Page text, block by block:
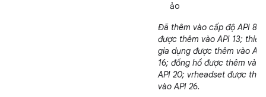
ảo
Đã thêm vào cấp độ API 8;
được thêm vào API 13; thiết
gia dụng được thêm vào API
16; đồng hồ được thêm vào
API 20; vrheadset được
vào API 26.